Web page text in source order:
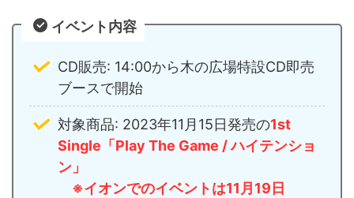
イベント内容
CD販売: 14:00から木の広場特設CD即売
ブースで開始
対象商品: 2023年11月15日発売の1st
Single「Play The Game / ハイテンショ
ン」
※イオンでのイベントは11月19日